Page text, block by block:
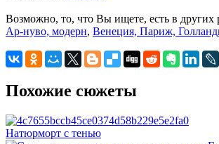
Возможно, то, что Вы ищете, есть в других
Ар-нуво, модерн, Венеция, Париж,
Похожие сюжеты
Натюрморт с тенью